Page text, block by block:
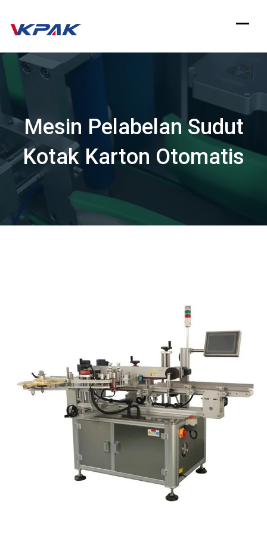
Langsung
Mesin Pelabelan Sudut
Kotak Karton Otomatis